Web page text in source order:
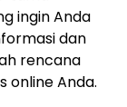
ingin Anda
dan
rencana
online Anda.